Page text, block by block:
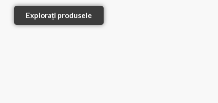
Explorați produsele